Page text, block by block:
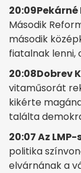
20:09Pekárné
Második
második
fiatalnak lenni,
20:08Dobrev
vitaműsorát
kikérte
találta
20:07 Az LMP-
politika
elvárnának a